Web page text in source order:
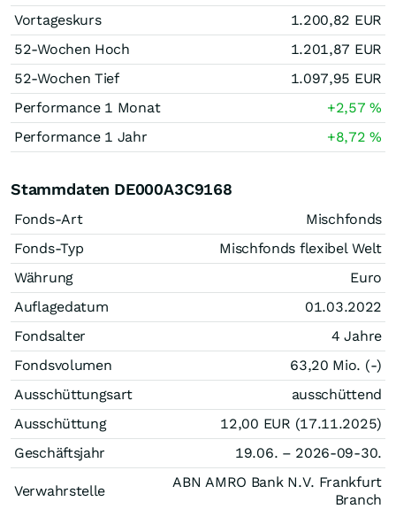
Vortageskurs 1.200,82 EUR
52-Wochen Hoch
1.201,87 EUR
52-Wochen Tief
1.097,95 EUR
Performance 1 Monat
+2,57%
Performance 1 Jahr
+8,72%
Stammdaten DE000A3C9168
Fonds-Art
Mischfonds
Fonds-Typ
Mischfonds flexibel Welt
Währung
Euro
Auflagedatum
01.03.2022
Fondsalter
4 Jahre
Fondsvolumen
63,20 Mio. (-)
Ausschüttungsart
ausschüttend
Ausschüttung
12,00 EUR (17.11.2025)
Geschäftsjahr
19.06. – 2026-09-30.
Verwahrstelle
ABN AMRO Bank N.V. Frankfurt
Branch